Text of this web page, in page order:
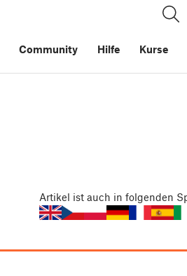
Community Hilfe Kurse
Artikel ist auch in folgenden